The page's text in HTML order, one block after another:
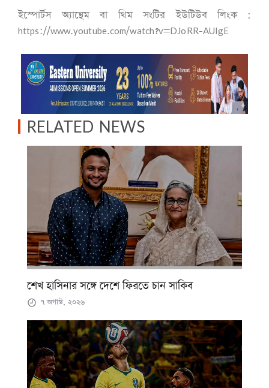
ইস্পোর্টস অ্যান্থেম বা থিম সংটির ইউটিউব লিংক :
https://www.youtube.com/watch?v=DJoRR-AUIgE
RELATED NEWS
শেখ হাসিনার সঙ্গে দেশে ফিরতে চান সাকিব
৭ অগাস্ট, ২০২৬